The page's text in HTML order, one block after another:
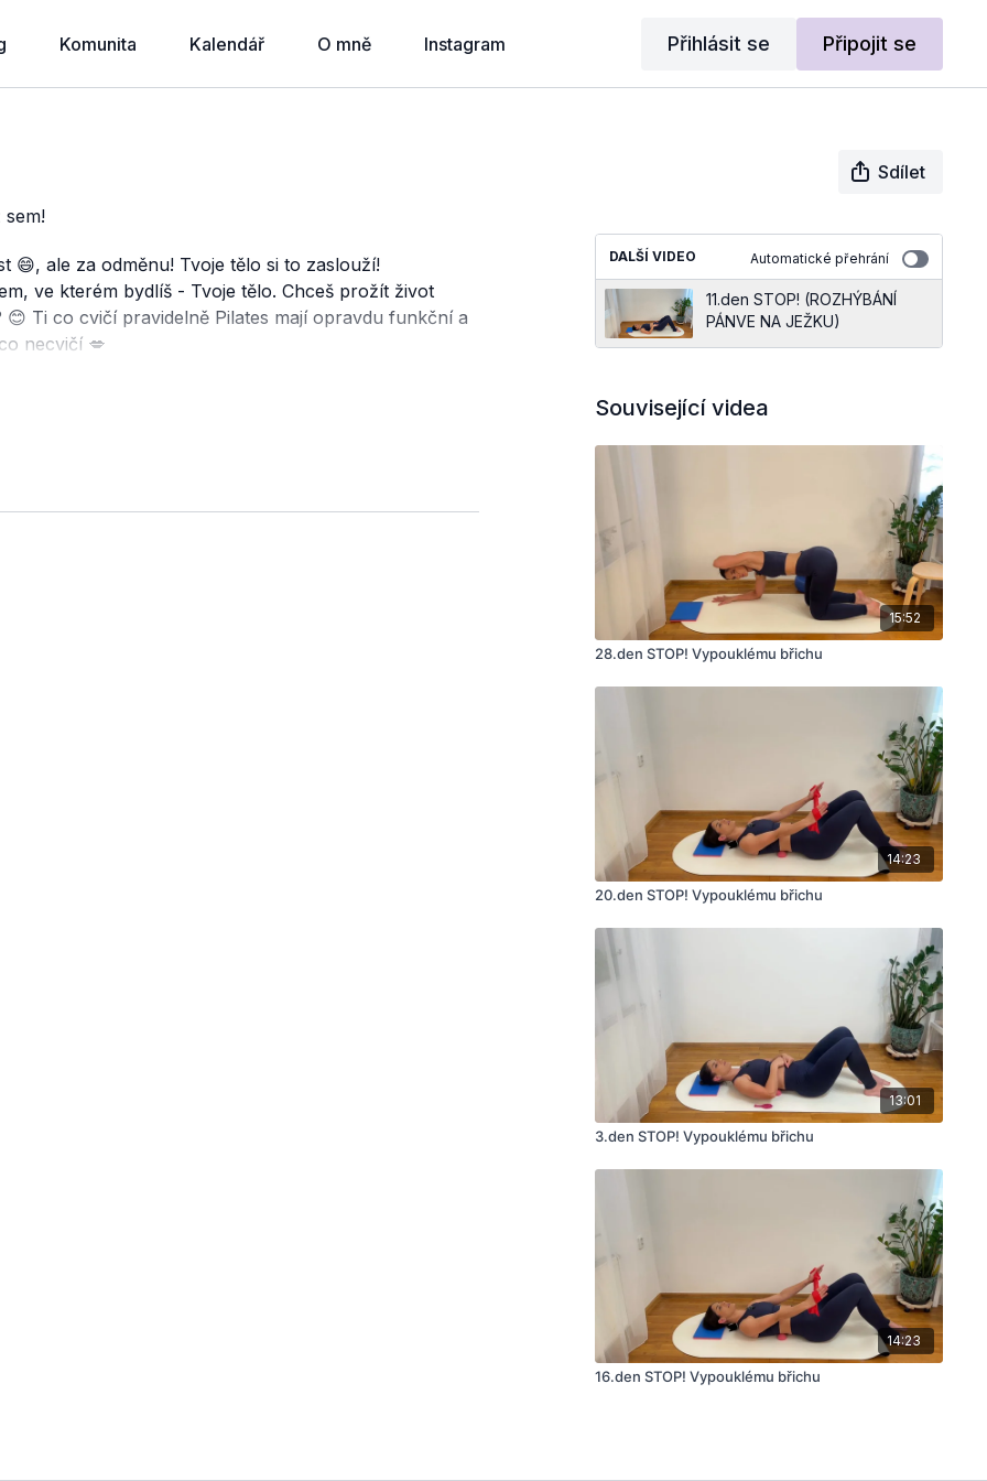
Komunita Kalendář O mně Instagram Přihlásit se Připojit se
Sdílet
sem!
😄, ale za odměnu! Tvoje tělo si to zaslouží!
ve kterém bydlíš - Tvoje tělo. Chceš prožít život
Ti co cvičí pravidelně Pilates mají opravdu funkční a
necvičí 💋
(2x srolované ponožky), podložka
DALŠÍ VIDEO Automatické přehrání
11.den STOP! (ROZHÝBÁNÍ
PÁNVE NA JEŽKU)
Související videa
15:52
28.den STOP! Vypouklému břichu
14:23
20.den STOP! Vypouklému břichu
13:01
3.den STOP! Vypouklému břichu
14:23
16.den STOP! Vypouklému břichu